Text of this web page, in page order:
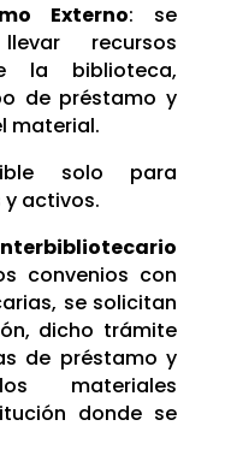
Externo: se
recursos
la biblioteca,
de préstamo y
material.
solo para
activos.
convenios con
se solicitan
dicho trámite
de préstamo y
materiales
donde se